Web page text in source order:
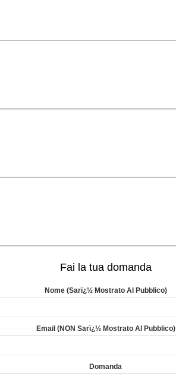
Fai la tua domanda
Nome (sarï¿½ Mostrato Al Pubblico)
Email (NON Sarï¿½ Mostrato Al Pubblico)
Domanda